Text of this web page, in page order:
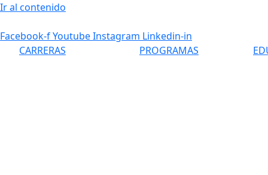
Ir al contenido
Facebook-fYoutubeInstagram Linkedin-in
CARRERAS
PROGRAMAS